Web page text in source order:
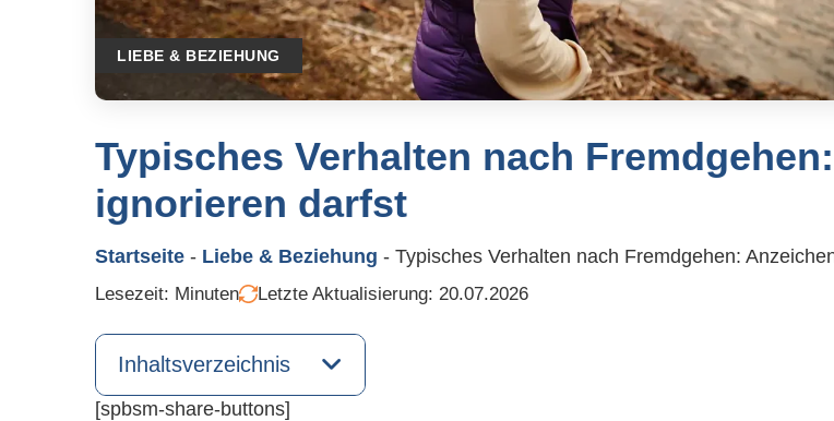
LIEBE & BEZIEHUNG
Typisches Verhalten nach
ignorieren darfst
Startseite - Liebe & Beziehung - Typisches Verhalten nach Fremdgehen:
Lesezeit: Minuten Letzte Aktualisierung: 20.07.2026
Inhaltsverzeichnis
[spbsm-share-buttons]